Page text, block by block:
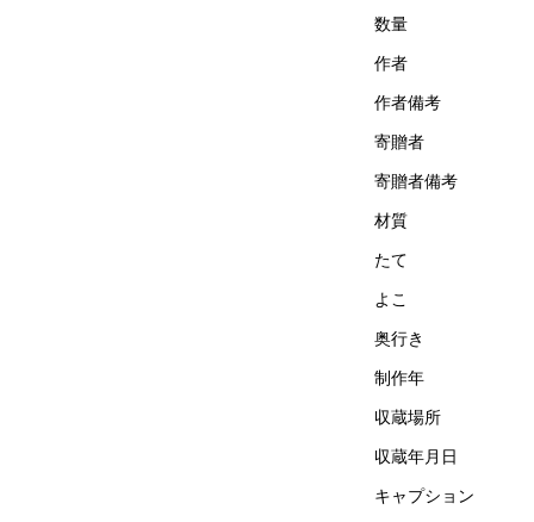
数量
作者
作者備考
寄贈者
寄贈者備考
材質
たて
よこ
奥行き
制作年
収蔵場所
収蔵年月日
キャプション